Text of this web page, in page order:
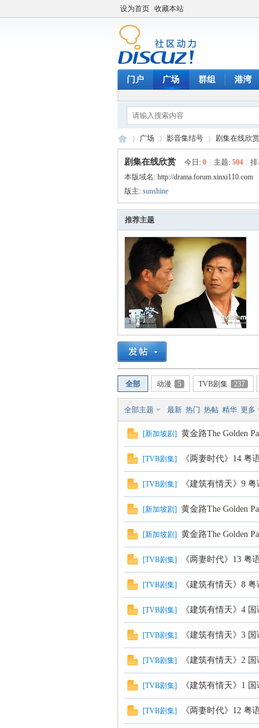
设为首页 收藏本站
门户 广场 群组 港湾
»
广场
›
影音集结号 剧集在线欣赏
剧集在线欣赏 今日: 0 主题: 504 排
本版域名: http://drama.forum.xinxi110.com
版主: sunshine
推荐主题
1
全部 动漫 5 TVB剧集 237
全部主题 最新 热门 热帖 精华 更多
[新加坡剧] 黄金路The Golden
[TVB剧集] 《两妻时代》14
[TVB剧集] 《建筑有情天》9
[新加坡剧] 黄金路The Golden
[新加坡剧] 黄金路The Golden
[TVB剧集] 《两妻时代》13
[TVB剧集] 《建筑有情天》8
[TVB剧集] 《建筑有情天》4
[TVB剧集] 《建筑有情天》3
[TVB剧集] 《建筑有情天》2
[TVB剧集] 《建筑有情天》1
[TVB剧集] 《两妻时代》12